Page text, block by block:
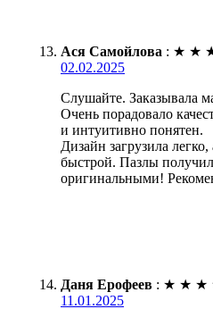
Ася Самойлова : ★ ★
02.02.2025
Слушайте. Заказывала
Очень порадовало
и интуитивно понятен.
Дизайн загрузила
быстрой. Пазлы
оригинальными!
Даня Ерофеев : ★ ★ ★
11.01.2025